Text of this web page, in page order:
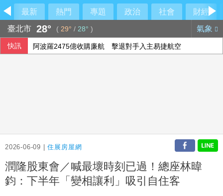
最新 熱門 專題 政治 社會
財經
臺北市 28° ( 29° / 28° ) 氣象
快訊 阿波羅2475億收購廉航 擊退對手入主易捷航空
2026-06-09 |住展房屋網
潤隆股東會／喊最壞時刻已過！總座林暐
鈞：下半年「變相讓利」吸引自住客